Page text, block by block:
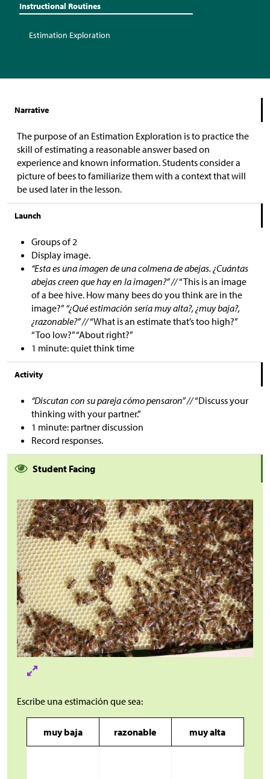
Instructional Routines
Estimation Exploration
Narrative
The purpose of an Estimation Exploration is to practice the
skill of estimating a reasonable answer based on
experience and known information. Students consider a
picture of bees to familiarize them with a context that will
be used later in the lesson.
Launch
Groups of 2
Display image.
“Esta es una imagen de una colmena de abejas. ¿Cuántas
abejas creen que hay en la imagen?” //“This is an image
of a bee hive. How many bees do you think are in the
image?”“¿Qué estimación sería muy alta?, ¿muy baja?,
¿razonable?” //“What is an estimate that’s too high?”
“Too low?” “About right?”
1 minute: quiet think time
Activity
“Discutan con su pareja cómo pensaron” //“Discuss your
thinking with your partner.”
1 minute: partner discussion
Record responses.
Student Facing
Escribe una estimación que sea:
muy baja razonable muy alta